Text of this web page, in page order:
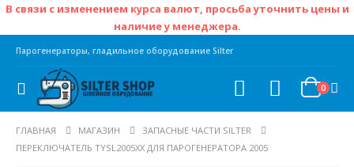
В связи с изменением курса валют, просьба уточнить цены и
наличие у менеджера.
Парогенераторы, гладильное оборудование Silter
0
ГЛАВНАЯ МАГАЗИН
ЗАПАСНЫЕ ЧАСТИ SILTER
ПЕРЕКЛЮЧАТЕЛЬ TYSL2005XX ДЛЯ ПАРОГЕНЕРАТОРА 2005